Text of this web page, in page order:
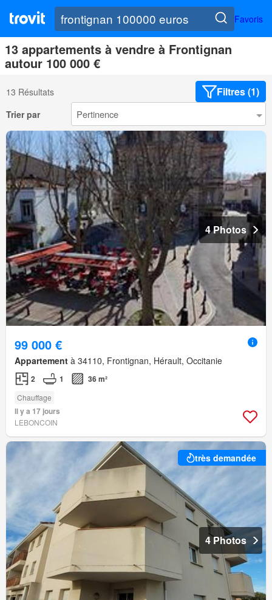
Favoris
13 appartements à vendre à Frontignan
autour 100 000 €
13 Résultats Filtres (1)
Trier par
4 Photos
99 000 €
Appartement à 34110, Frontignan, Hérault, Occitanie
2 1 36 m²
Chauffage
Il y a 17 jours
LEBONCOIN
très demandée
4 Photos